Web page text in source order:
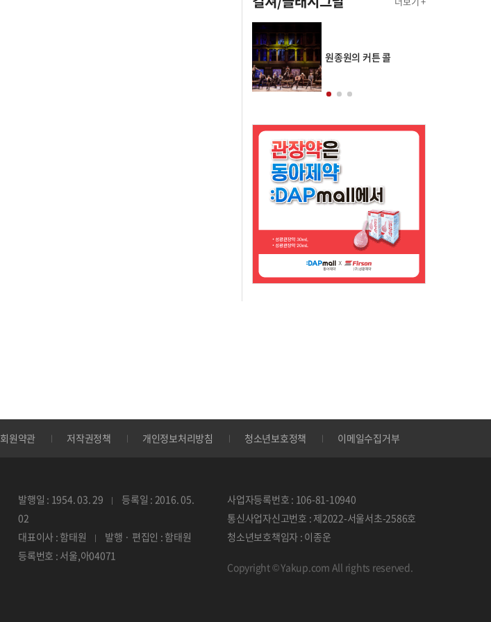
원종원의 커튼 콜
회원약관 저작권정책 개인정보처리방침 청소년보호정책 이메일수집거부
발행일 : 1954. 03. 29
등록일 : 2016. 05.
02
대표이사 : 함태원
발행 · 편집인 : 함태원
등록번호 : 서울,아04071
사업자등록번호 : 106-81-10940
통신사업자신고번호 : 제2022-서울서초-2586호
청소년보호책임자 : 이종운
Copyright © Yakup.com All rights reserved.